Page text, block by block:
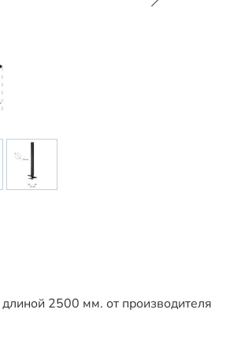
2500 мм. от производителя